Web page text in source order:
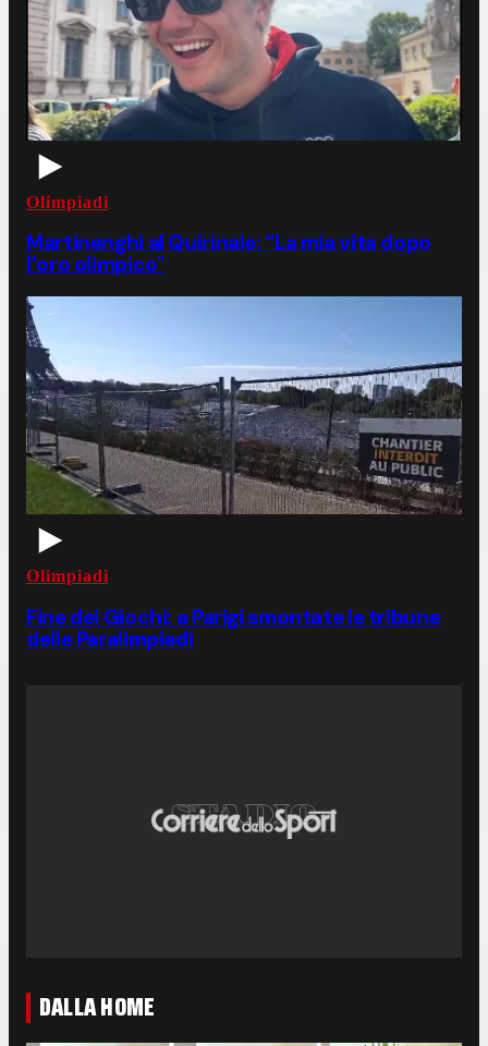
Olimpiadi
Martinenghi al Quirinale: “La mia vita dopo
l’oro olimpico"
Olimpiadi
Fine dei Giochi: a Parigi smontate le tribune
delle Paralimpiadi
DALLA HOME